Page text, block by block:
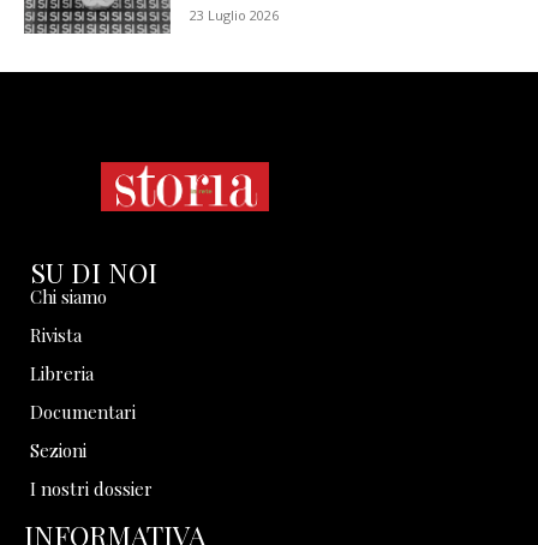
23 Luglio 2026
SU DI NOI
Chi siamo
Rivista
Libreria
Documentari
Sezioni
I nostri dossier
INFORMATIVA